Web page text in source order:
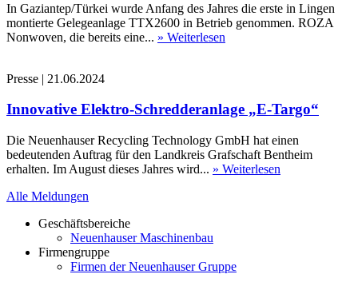
In Gaziantep/Türkei wurde Anfang des Jahres die erste in Lingen
montierte Gelegeanlage TTX2600 in Betrieb genommen. ROZA
Nonwoven, die bereits eine... » Weiterlesen
Presse | 21.06.2024
Innovative Elektro-Schredderanlage „E-Targo“
Die Neuenhauser Recycling Technology GmbH hat einen
bedeutenden Auftrag für den Landkreis Grafschaft Bentheim
erhalten. Im August dieses Jahres wird... » Weiterlesen
Alle Meldungen
Geschäftsbereiche
Neuenhauser Maschinenbau
Firmengruppe
Firmen der Neuenhauser Gruppe